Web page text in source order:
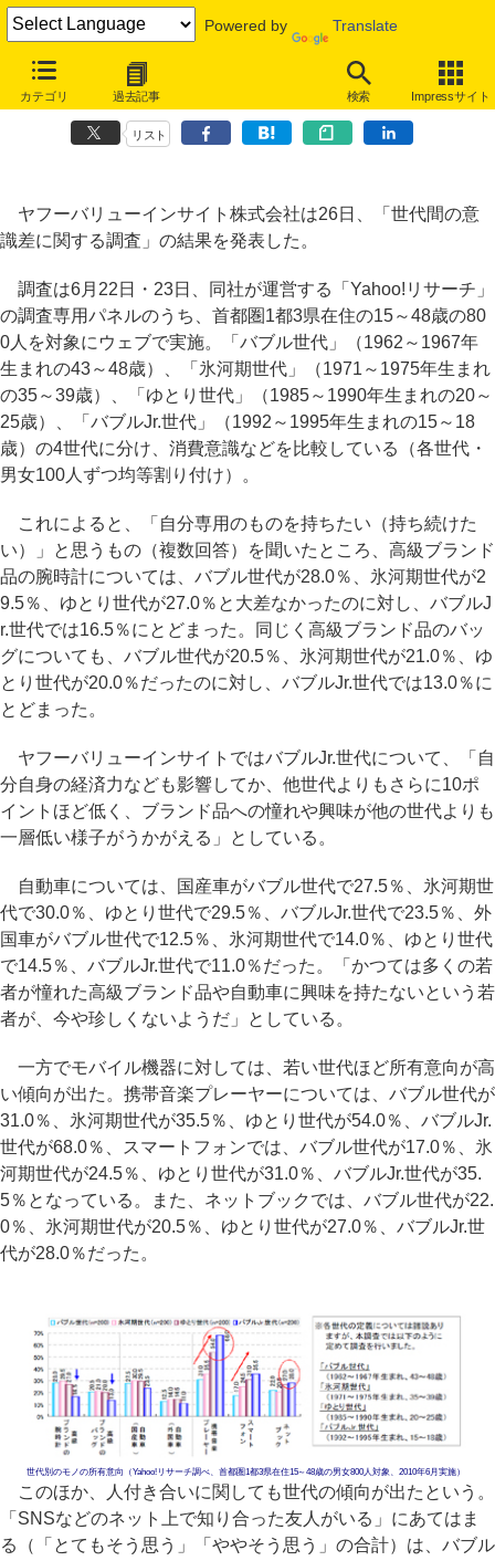
Powered by Translate
カテゴリ 過去記事 検索 Impressサイト
バブルJr.世代、高級ブランド品離れの一方で、モバイル機器に高い所
有意向
リスト
ヤフーバリューインサイト株式会社は26日、「世代間の意
識差に関する調査」の結果を発表した。
調査は6月22日・23日、同社が運営する「Yahoo!リサーチ」
の調査専用パネルのうち、首都圏1都3県在住の15～48歳の80
0人を対象にウェブで実施。「バブル世代」（1962～1967年
生まれの43～48歳）、「氷河期世代」（1971～1975年生まれ
の35～39歳）、「ゆとり世代」（1985～1990年生まれの20～
25歳）、「バブルJr.世代」（1992～1995年生まれの15～18
歳）の4世代に分け、消費意識などを比較している（各世代・
男女100人ずつ均等割り付け）。
これによると、「自分専用のものを持ちたい（持ち続けた
い）」と思うもの（複数回答）を聞いたところ、高級ブランド
品の腕時計については、バブル世代が28.0％、氷河期世代が2
9.5％、ゆとり世代が27.0％と大差なかったのに対し、バブルJ
r.世代では16.5％にとどまった。同じく高級ブランド品のバッ
グについても、バブル世代が20.5％、氷河期世代が21.0％、ゆ
とり世代が20.0％だったのに対し、バブルJr.世代では13.0％に
とどまった。
ヤフーバリューインサイトではバブルJr.世代について、「自
分自身の経済力なども影響してか、他世代よりもさらに10ポ
イントほど低く、ブランド品への憧れや興味が他の世代よりも
一層低い様子がうかがえる」としている。
自動車については、国産車がバブル世代で27.5％、氷河期世
代で30.0％、ゆとり世代で29.5％、バブルJr.世代で23.5％、外
国車がバブル世代で12.5％、氷河期世代で14.0％、ゆとり世代
で14.5％、バブルJr.世代で11.0％だった。「かつては多くの若
者が憧れた高級ブランド品や自動車に興味を持たないという若
者が、今や珍しくないようだ」としている。
一方でモバイル機器に対しては、若い世代ほど所有意向が高
い傾向が出た。携帯音楽プレーヤーについては、バブル世代が
31.0％、氷河期世代が35.5％、ゆとり世代が54.0％、バブルJr.
世代が68.0％、スマートフォンでは、バブル世代が17.0％、氷
河期世代が24.5％、ゆとり世代が31.0％、バブルJr.世代が35.
5％となっている。また、ネットブックでは、バブル世代が22.
0％、氷河期世代が20.5％、ゆとり世代が27.0％、バブルJr.世
代が28.0％だった。
世代別のモノの所有意向（Yahoo!リサーチ調べ、首都圏1都3県在住15～48歳の男女800人対象、2010年6月実施）
このほか、人付き合いに関しても世代の傾向が出たという。
「SNSなどのネット上で知り合った友人がいる」にあてはま
る（「とてもそう思う」「ややそう思う」の合計）は、バブル